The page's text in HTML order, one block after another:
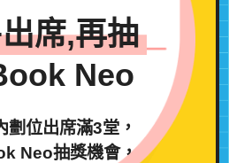
席,再抽
Neo
劃位出席滿3堂，
Neo抽獎機會，